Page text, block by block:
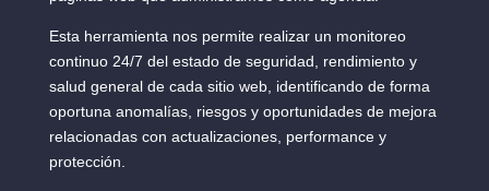
Esta herramienta nos permite realizar un monitoreo
continuo 24/7 del estado de seguridad, rendimiento y
salud general de cada sitio web, identificando de forma
oportuna anomalías, riesgos y oportunidades de mejora
relacionadas con actualizaciones, performance y
protección.